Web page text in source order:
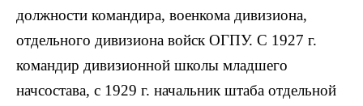
должности командира, военкома дивизиона,
отдельного дивизиона войск ОГПУ. С 1927 г.
командир дивизионной школы младшего
начсостава, с 1929 г. начальник штаба отдельной